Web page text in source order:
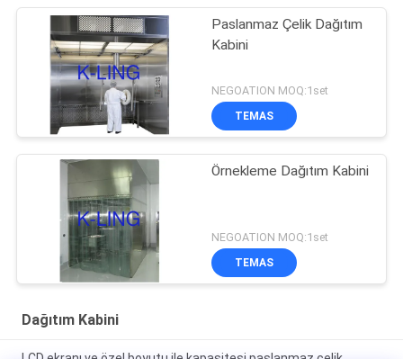
Paslanmaz Çelik Dağıtım
Kabini
NEGOATION MOQ:1set
TEMAS
Örnekleme Dağıtım Kabini
NEGOATION MOQ:1set
TEMAS
Dağıtım Kabini